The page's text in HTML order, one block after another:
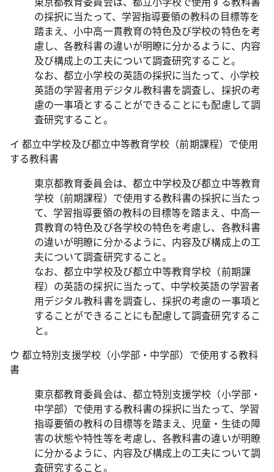
の採択に当たって、学習指導要領の教科の目標等を
踏まえ、小中高一貫教育の特色及び学校の特色を考
慮し、各教科書の違いが明瞭に分かるように、内容
及び構成上の工夫について調査研究すること。
なお、都立小学校の英語の採択に当たって、小学校
英語の学習者用デジタル教科書を調査し、採択の考
慮の一事項とすることができることにも配慮して調
査研究すること。
イ 都立中学校及び都立中等教育学校（前期課程）で使用
する教科書
東京都教育委員会は、都立中学校及び都立中等教育
学校（前期課程）で使用する教科書の採択に当たっ
て、学習指導要領の教科の目標等を踏まえ、中高一
貫教育の特色及び各学校の特色を考慮し、各教科書
の違いが明瞭に分かるように、内容及び構成上の工
夫について調査研究すること。
なお、都立中学校及び都立中等教育学校（前期課
程）の英語の採択に当たって、中学校英語の学習者
用デジタル教科書を調査し、採択の考慮の一事項と
することができることにも配慮して調査研究するこ
と。
ウ 都立特別支援学校（小学部・中学部）で使用する教科
書
東京都教育委員会は、都立特別支援学校（小学部・
中学部）で使用する教科書の採択に当たって、学習
指導要領の教科の目標等を踏まえ、児童・生徒の障
害の状態や特性等を考慮し、各教科書の違いが明瞭
に分かるように、内容及び構成上の工夫について調
査研究すること。